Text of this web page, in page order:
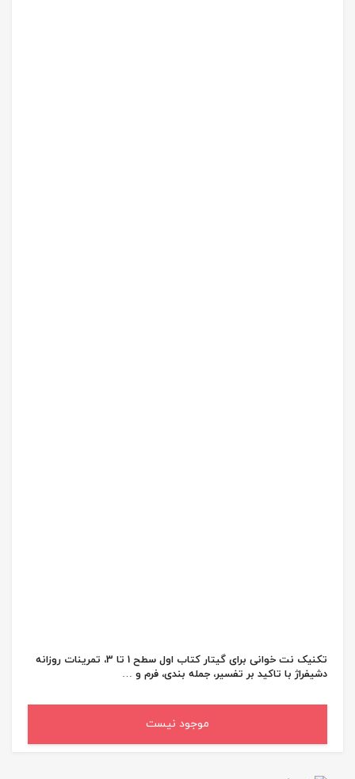
تکنیک نت خوانی برای گیتار کتاب اول سطح 1 تا 3، تمرینات روزانه
دشیفراژ با تاکید بر تفسیر، جمله بندی، فرم و …
موجود نیست